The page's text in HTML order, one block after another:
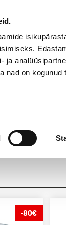
ja
nad on
-80€